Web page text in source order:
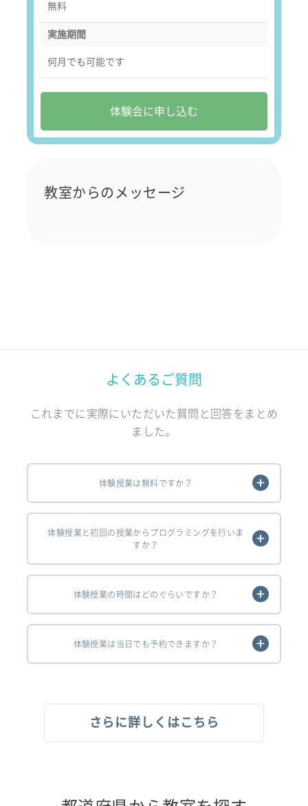
無料
実施期間
何月でも可能です
体験会に申し込む
教室からのメッセージ
よくあるご質問
これまでに実際にいただいた質問と回答をまとめ
ました。
体験授業は無料ですか？
体験授業と初回の授業からプログラミングを行いま
すか？
体験授業の時間はどのぐらいですか？
体験授業は当日でも予約できますか？
さらに詳しくはこちら